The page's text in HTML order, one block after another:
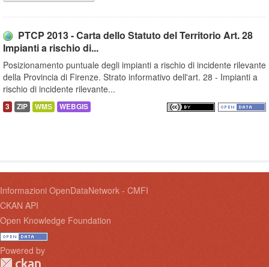
PTCP 2013 - Carta dello Statuto del Territorio Art. 28
Impianti a rischio di...
Posizionamento puntuale degli impianti a rischio di incidente rilevante
della Provincia di Firenze. Strato informativo dell'art. 28 - Impianti a
rischio di incidente rilevante...
3 ZIP WMS WEBGIS
Informazioni OpenDataNetwork - CMFI
CKAN API
Open Knowledge Foundation
Powered by